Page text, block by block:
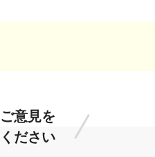
意見を
ださい